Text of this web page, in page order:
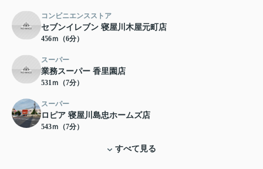
コンビニエンスストア
セブンイレブン 寝屋川木屋元町店
456ｍ（6分）
スーパー
業務スーパー 香里園店
531ｍ（7分）
スーパー
ロピア 寝屋川島忠ホームズ店
543ｍ（7分）
すべて見る